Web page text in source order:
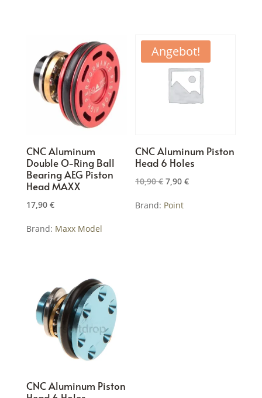
CNC Aluminum
Double O-Ring Ball
Bearing AEG Piston
Head MAXX
17,90 €
Brand: Maxx Model
Angebot!
CNC Aluminum Piston
Head 6 Holes
10,90€ Ursprünglicher
war:
7,90€Aktueller
Brand: Point
CNC Aluminum Piston